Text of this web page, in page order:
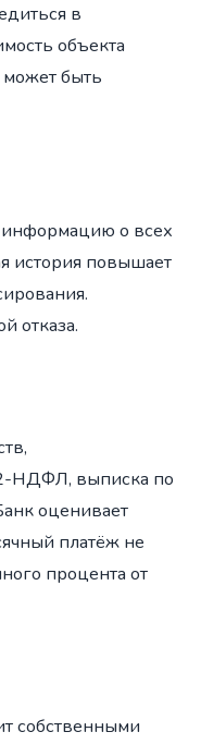
в
объекта
быть
о всех
история повышает
отказа.
НДФЛ, выписка по
оценивает
платёж не
процента от
собственными